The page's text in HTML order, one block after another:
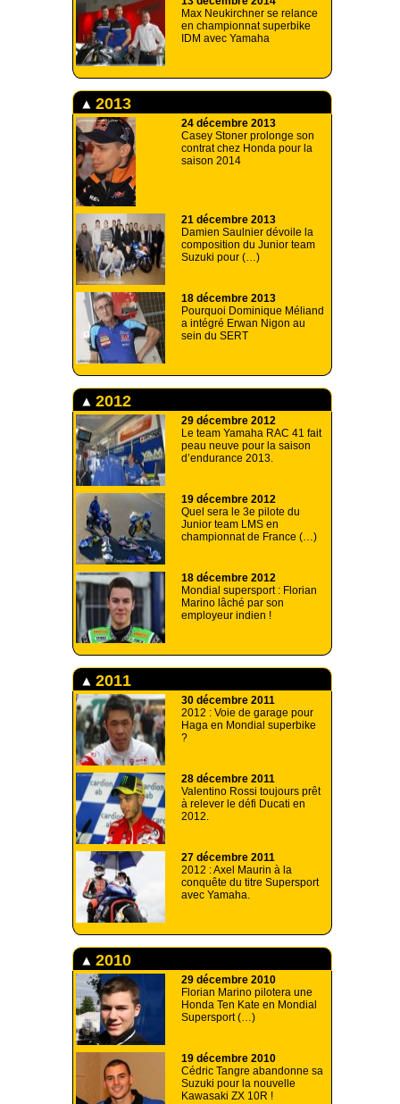
Max Neukirchner se relance
en championnat superbike
IDM avec Yamaha
2013
24 décembre 2013
Casey Stoner prolonge son
contrat chez Honda pour la
saison 2014
21 décembre 2013
Damien Saulnier dévoile la
composition du Junior team
Suzuki pour (…)
18 décembre 2013
Pourquoi Dominique Méliand
a intégré Erwan Nigon au
sein du SERT
2012
29 décembre 2012
Le team Yamaha RAC 41 fait
peau neuve pour la saison
d’endurance 2013.
19 décembre 2012
Quel sera le 3e pilote du
Junior team LMS en
championnat de France (…)
18 décembre 2012
Mondial supersport : Florian
Marino lâché par son
employeur indien !
2011
30 décembre 2011
2012 : Voie de garage pour
Haga en Mondial superbike
?
28 décembre 2011
Valentino Rossi toujours prêt
à relever le défi Ducati en
2012.
27 décembre 2011
2012 : Axel Maurin à la
conquête du titre Supersport
avec Yamaha.
2010
29 décembre 2010
Florian Marino pilotera une
Honda Ten Kate en Mondial
Supersport (…)
19 décembre 2010
Cédric Tangre abandonne sa
Suzuki pour la nouvelle
Kawasaki ZX 10R !